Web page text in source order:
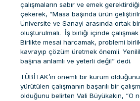
çalışmaların sabır ve emek
çekerek, “Masa başında ürün
Üniversite ve Sanayi arasında ortak
oluşturulmalı. İş birliği içinde çalışmak
Birlikte mesai harcamak, problemi
kavrayıp çözüm üretmek önemli.
başına anlamlı ve yeterli değil” dedi.
TÜBİTAK’ın önemli bir kurum
yürütülen çalışmanın başarılı bir
olduğunu belirten Vali Büyükakın, “O